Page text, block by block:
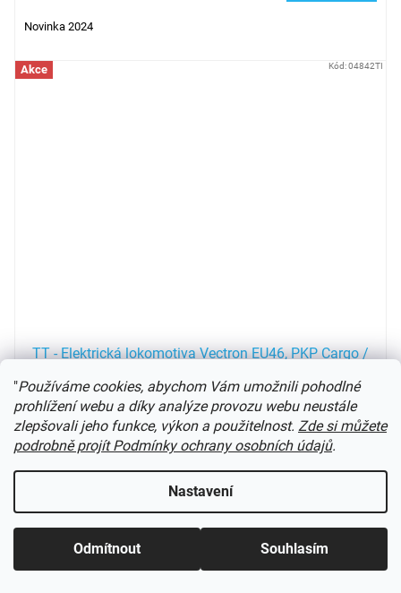
"Používáme cookies, abychom Vám umožnili pohodlné
prohlížení webu a díky analýze provozu webu neustále
zlepšovali jeho funkce, výkon a použitelnost. Zde si můžete
podrobně projít Podmínky ochrany osobních údajů.
Nastavení
Odmítnout Souhlasím
Novinka 2024
Akce
TT - Elektrická lokomotiva Vectron EU46, PKP Cargo /
Skladem(1 ks
5 190 Kč Do košíku
Kód:04842TI